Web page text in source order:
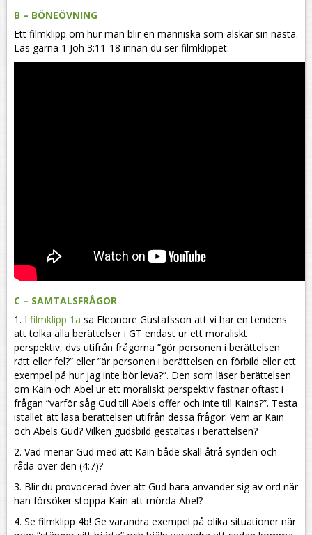
B – BÖNEÖVNING
Ett filmklipp om hur man blir en människa som älskar sin nästa.
Läs gärna 1 Joh 3:11-18 innan du ser filmklippet:
C – SAMTALSFRÅGOR
1. I filmklipp 1a sa Eleonore Gustafsson att vi har en tendens
att tolka alla berättelser i GT endast ur ett moraliskt
perspektiv, dvs utifrån frågorna ”gör personen i berättelsen
rätt eller fel?” eller ”är personen i berättelsen en förbild eller ett
exempel på hur jag inte bör leva?”. Den som läser berättelsen
om Kain och Abel ur ett moraliskt perspektiv fastnar oftast i
frågan ”varför såg Gud till Abels offer och inte till Kains?”. Testa
istället att läsa berättelsen utifrån dessa frågor: Vem är Kain
och Abels Gud? Vilken gudsbild gestaltas i berättelsen?
2. Vad menar Gud med att Kain både skall åtrå synden och
råda över den (4:7)?
3. Blir du provocerad över att Gud bara använder sig av ord när
han försöker stoppa Kain att mörda Abel?
4. Se filmklipp 4b! Ge varandra exempel på olika situationer när